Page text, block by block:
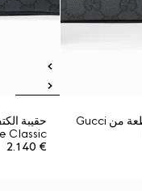
حقيبة صغيرة متقاطعة من Gucci
Classic
€ 2.140